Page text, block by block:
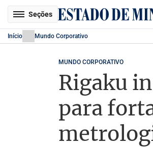
Seções
Início Mundo Corporativo
MUNDO CORPORATIVO
Rigaku
para